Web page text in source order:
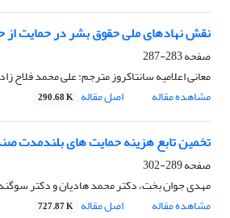
نقش نهادهای ملی حقوق بشر در حمایت از
صفحه283-287
معانی اعلامیه سانتاکروز مترجم: علی محمد فلاح
مشاهده مقاله
اصل مقاله 290.68 K
تخمین تابع هزینه حمایت های بلندمدت
صفحه289-302
مهدی جوان بخت، دکتر محمد هادیان و دکتر
مشاهده مقاله
اصل مقاله 727.87 K